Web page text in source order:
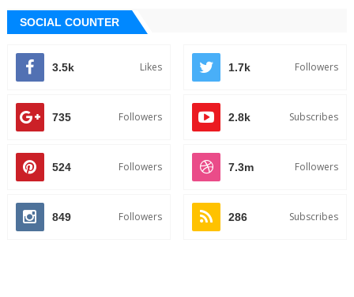
SOCIAL COUNTER
3.5k Likes 1.7k Followers
735 Followers 2.8k Subscribes
524 Followers 7.3m Followers
849 Followers 286 Subscribes